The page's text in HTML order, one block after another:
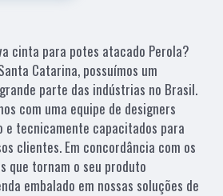
cinta para potes atacado Perola?
Catarina, possuímos um
parte das indústrias no Brasil.
com uma equipe de designers
e tecnicamente capacitados para
clientes. Em concordância com os
que tornam o seu produto
embalado em nossas soluções de